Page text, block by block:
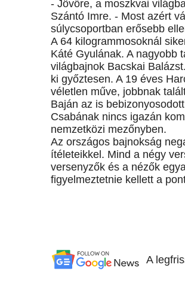
- Jövőre, a moszkvai
Szántó Imre. - Most azért
súlycsoportban erősebb
A 64 kilogrammosoknál
Káté Gyulának. A nagyobb
világbajnok Bacskai
ki győztesen. A 19 éves
véletlen műve, jobbnak
Baján az is
Csabának nincs igazán
nemzetközi mezőnyben.
Az országos bajnokság
ítéleteikkel. Mind a négy
versenyzők és a nézők
figyelmeztetnie kellett a
A